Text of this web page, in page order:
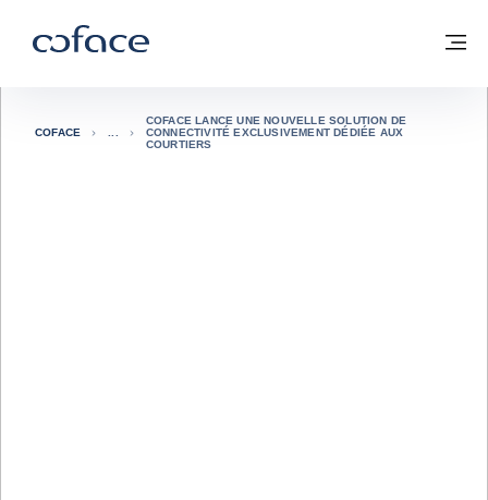
Coface, for Trade - Page d'accueil Groupe Coface
Retour à la page d'accueil
COFACE
COFACE LANCE UNE NOUVELLE SOLUTION DE
CONNECTIVITÉ EXCLUSIVEMENT DÉDIÉE AUX
COURTIERS